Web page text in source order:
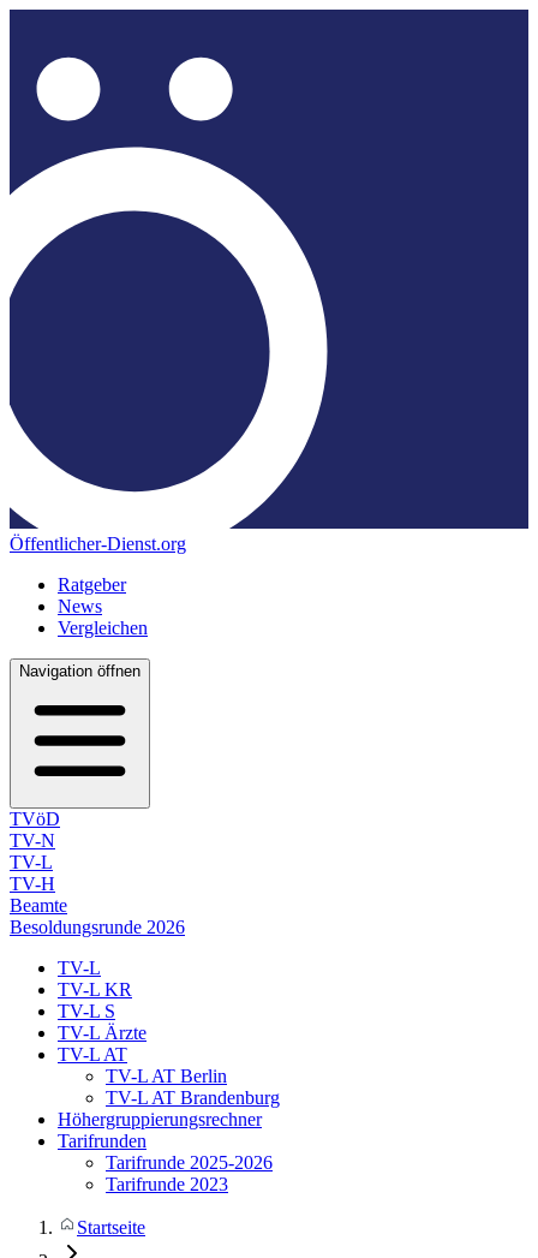
Öffentlicher-Dienst.org
Ratgeber
News
Vergleichen
Navigation öffnen
TVöD
TV-N
TV-L
TV-H
Beamte
Besoldungsrunde 2026
TV-L
TV-L KR
TV-L S
TV-L Ärzte
TV-L AT
TV-L AT Berlin
TV-L AT Brandenburg
Höhergruppierungsrechner
Tarifrunden
Tarifrunde 2025-2026
Tarifrunde 2023
Startseite